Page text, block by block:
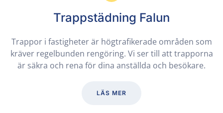
Trappstädning Falun
Trappor i fastigheter är högtrafikerade områden som
kräver regelbunden rengöring. Vi ser till att trapporna
är säkra och rena för dina anställda och besökare.
LÄS MER